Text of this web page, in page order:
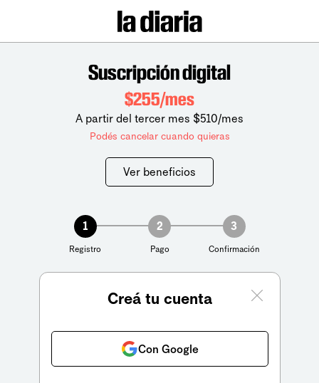
Suscripción digital
$255/mes
A partir del tercer mes $510/mes
Podés cancelar cuando quieras
Ver beneficios
1
Registro
2
Pago
3
Confirmación
Creá tu cuenta
Con Google